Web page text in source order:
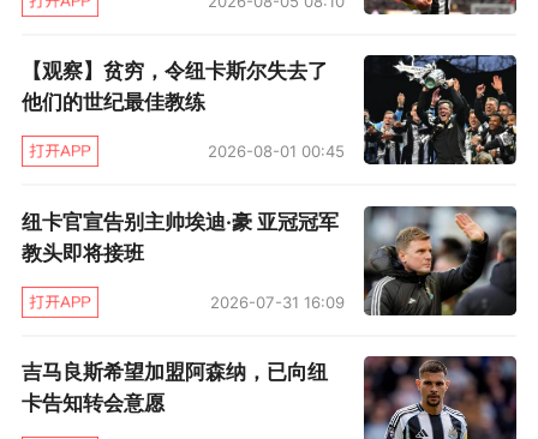
行事的姿态。所以，纽卡一直没有搞来金额畸高
的赞助，今后即便相关管制放松，沙特也不准备
效仿巴黎那边“卡塔尔旅游局1年1亿”的模式。甚
卖不出高价。而迁延已久的改造球场或新建球场
事宜，就更加证明，PIF对待纽卡的经营有着超乎
多数人想象的“理性”和保守。
球场建设资金，并不在财政公平考核范围内，理
论上，沙特人愿意烧多少钱就可以烧多少钱，没
【观察】贫穷，令纽卡斯尔失去了
他们的世纪最佳教练
2026-08-01 00:45
纽卡官宣告别主帅埃迪·豪 亚冠冠军
教头即将接班
2026-07-31 16:09
吉马良斯希望加盟阿森纳，已向纽
卡告知转会意愿